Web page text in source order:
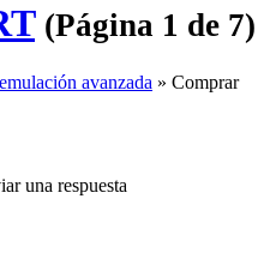
(Página 1 de 7)
avanzada » Comprar
una respuesta